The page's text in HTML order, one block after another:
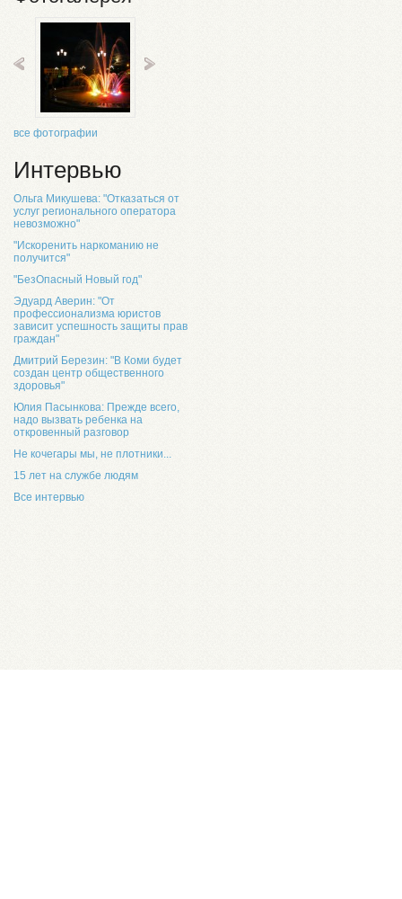
все фотографии
Интервью
Ольга Микушева: "Отказаться от
услуг регионального оператора
невозможно"
"Искоренить наркоманию не
получится"
"БезОпасный Новый год"
Эдуард Аверин: "От
профессионализма юристов
зависит успешность защиты прав
граждан"
Дмитрий Березин: "В Коми будет
создан центр общественного
здоровья"
Юлия Пасынкова: Прежде всего,
надо вызвать ребенка на
откровенный разговор
Не кочегары мы, не плотники...
15 лет на службе людям
Все интервью